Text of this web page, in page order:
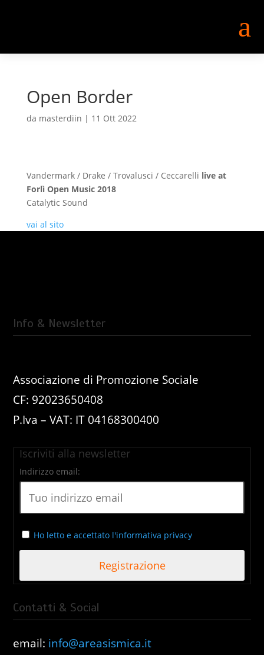
a
Open Border
da masterdiin | 11 Ott 2022
Vandermark / Drake / Trovalusci / Ceccarelli live at
Forlì Open Music 2018
Catalytic Sound
vai al sito
Info & Newsletter
Associazione di Promozione Sociale
CF: 92023650408
P.Iva – VAT: IT 04168300400
Iscriviti alla newsletter
Indirizzo email:
Ho letto e accettato l'informativa privacy
Contatti & Social
email: info@areasismica.it